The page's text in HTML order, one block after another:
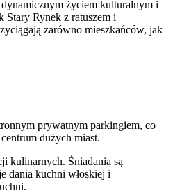
życiem kulturalnym i
Stary Rynek z ratuszem i
zarówno mieszkańców, jak
prywatnym parkingiem, co
dużych miast.
kulinarnych. Śniadania są
dania kuchni włoskiej i